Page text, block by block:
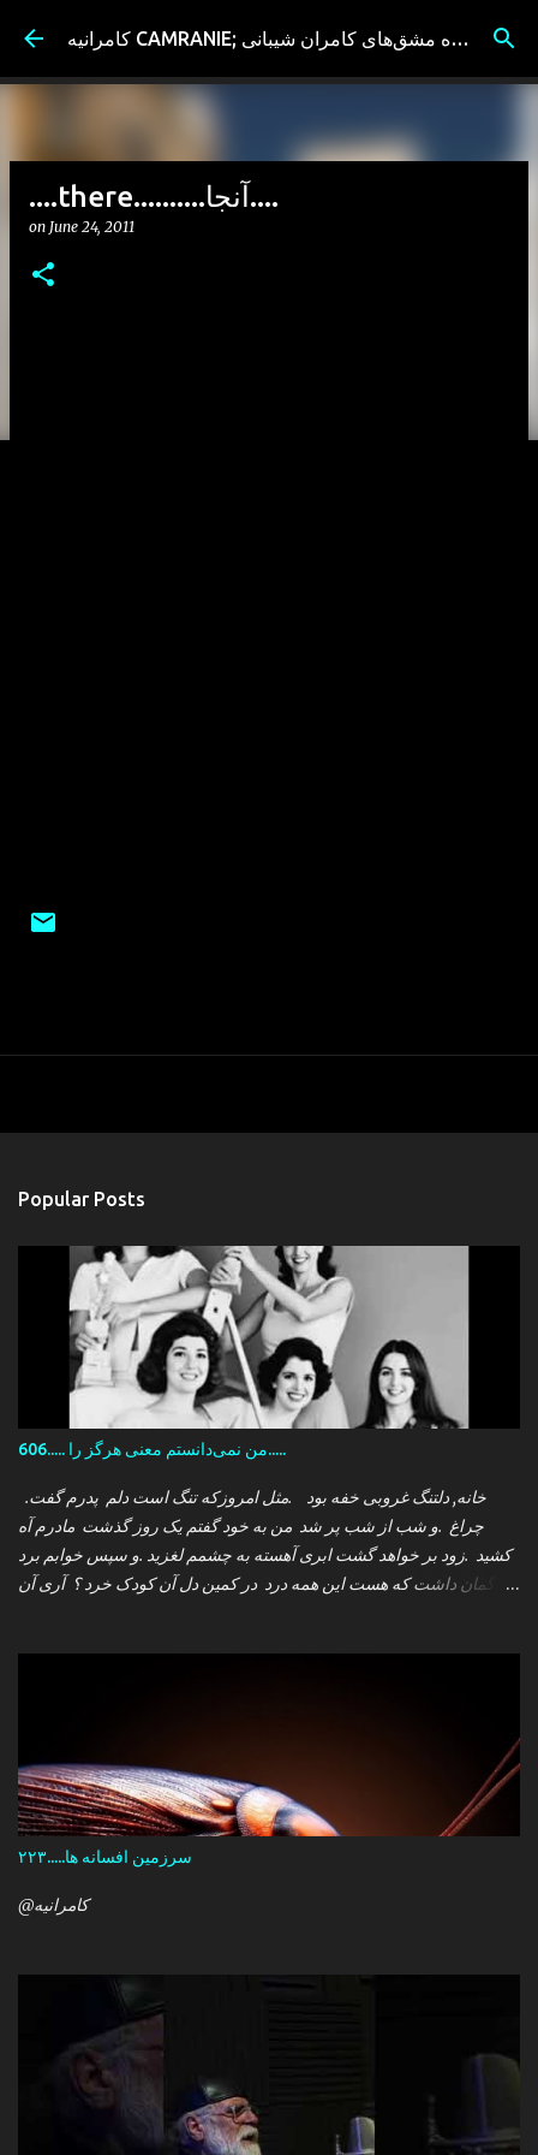
Skip to main content کامرانیه CAMRANIE; سیاه مشق‌های کامران شیبانی
....there..........آنجا....
on June 24, 2011
Popular Posts
606..... من نمی‌دانستم معنی هرگز را.....
.خانه, دلتنگ غروبی خفه بود .مثل امروزکه تنگ است دلم پدرم گفت
چراغ .و شب از شب پر شد من به خود گفتم یک روز گذشت مادرم آه
کشید .زود بر خواهد گشت ابری آهسته به چشمم لغزید .و سپس خوابم برد
که گمان داشت که هست این همه درد در کمین دل آن کودک خرد ؟ آری آن
سرزمین افسانه ها.....۲۲۳
@کامرانیه